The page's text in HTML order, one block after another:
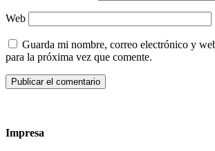
Web
Guarda mi nombre, correo electrónico y
para la próxima vez que comente.
Impresa